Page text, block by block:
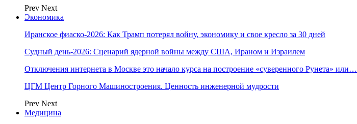
Prev Next
Экономика
Иранское фиаско-2026: Как Трамп потерял войну, экономику и свое кресло за 30 дней
Судный день-2026: Сценарий ядерной войны между США, Ираном и Израилем
Отключения интернета в Москве это начало курса на построение «суверенного Рунета» или…
ЦГМ Центр Горного Машиностроения. Ценность инженерной мудрости
Prev Next
Медицина